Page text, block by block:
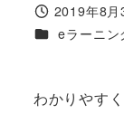
2019年8月
eラーニン
わかりやす